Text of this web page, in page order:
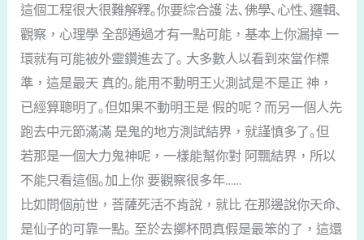
這個工程很大很難解釋｡你要綜合護 法､佛學､心性､邏輯､
觀察，心理學 全部通過才有一點可能，基本上你漏掉 一
環就有可能被外靈鑽進去了｡ 大多數人以看到來當作標
準，這是最天 真的｡能用不動明王火測試是不是正 神，
已經算聰明了｡但如果不動明王是 假的呢？而另一個人先
跑去中元節滿滿 是鬼的地方測試結界，就謹慎多了｡但
若那是一個大力鬼神呢，一樣能幫你對 阿飄結界，所以
不能只看這個｡加上你 要觀察很多年……
比如問個前世，菩薩死活不肯說，就比 在那邊說你天命､
是仙子的可靠一點｡ 至於去擲杯問真假是最笨的了，這還